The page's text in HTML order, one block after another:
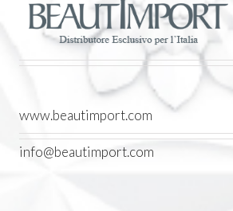
www.beautimport.com
info@beautimport.com